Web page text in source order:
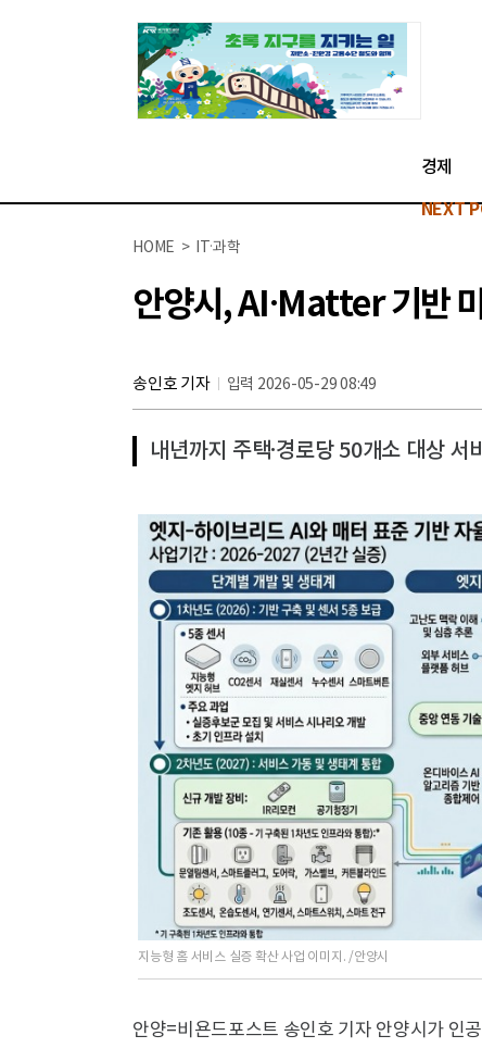
경제
NEXT
HOME > IT·과학
안양시, AI·Matter 기반
송인호 기자 입력 2026-05-29 08:49
내년까지 주택·경로당 50개소 대상 서
지능형 홈 서비스 실증 확산 사업 이미지. /안양시
안양=비욘드포스트 송인호 기자 안양시가 인